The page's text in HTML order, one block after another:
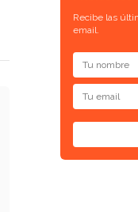
Recibe las
email.